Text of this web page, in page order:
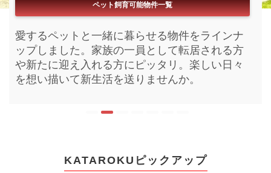
フリーレント付き物件一覧
お家賃無料期間が付いている物件をラインナッ
プしました。初期費用を減らし新しい家具家電
を揃えるのもお引越しの醍醐味。この機会にい
かがでしょうか。
ペット飼育可能物件一覧
愛するペットと一緒に暮らせる物件をラインナ
ップしました。家族の一員として転居される方
や新たに迎え入れる方にピッタリ。楽しい日々
を想い描いて新生活を送りませんか。
リアルタイム更新一覧
今まさに募集開始となった物件をラインナップ
しました。鮮度の良い活きた情報がここにはあ
ります。皆さまのお部屋探しにお役立て下さ
い。
閲覧数ランキング一覧
今KATAROKU内で注目されいてる物件を閲覧数
順にラインナップしました。人気の物件は時期
を問わずお申込みまで早くなりがちです。お好
みに合う物件の確保にご活用下さい。
パノラマ360°内見一覧
まるで内見をしているようなパノラマ搭載物件
をラインナップしました。現地内見前にイメー
ジを膨らませ現地でイメージをかためる。より
効率的なお部屋探しとなるような空間をお届け
駅近物件一覧
最寄り駅からサクッと帰宅が出来る物件をライ
ンナップしました。目まぐるしく進む毎日に少
しでも早い休息を。おうち時間を充実させてみ
ませんか。
ブランドマンション一覧
ブランド化された高級賃貸をラインナップしま
した。快適な新生活を送る為の設備や充実のル
ームプランからお選びいただけます。素敵な
日々は素敵な新居から始まります。
KATAROKUピックアップ